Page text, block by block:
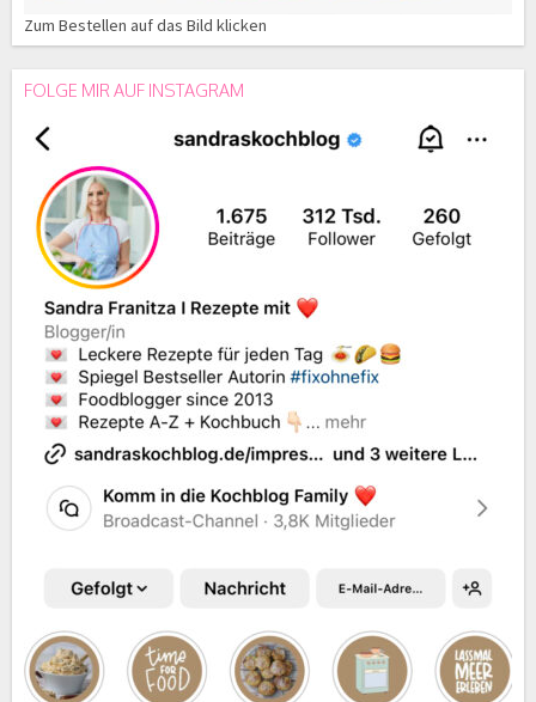
Zum Bestellen auf das Bild klicken
FOLGE MIR AUF INSTAGRAM